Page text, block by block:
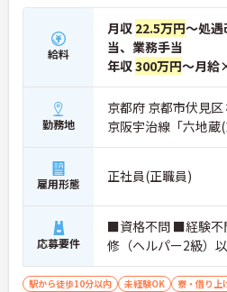
給料
月収 22.5万円～処
当、業務手当
年収300万円～月給
勤務地
京都府 京都市伏見
京阪宇治線「六地蔵
雇用形態 正社員(正職員)
応募要件
■資格不問 ■経験不
修（ヘルパー2級）
駅から徒歩10分以内 未経験OK 寮・借り上